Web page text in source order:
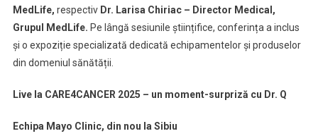
MedLife, respectivDr. Larisa Chiriac – Director Medical,
Grupul MedLife. Pe lângă sesiunile științifice, conferința a inclus
și o expoziție specializată dedicată echipamentelor și produselor
din domeniul sănătății.
Live la CARE4CANCER 2025 – un moment-surpriză cu Dr. Q
Echipa Mayo Clinic, din nou la Sibiu